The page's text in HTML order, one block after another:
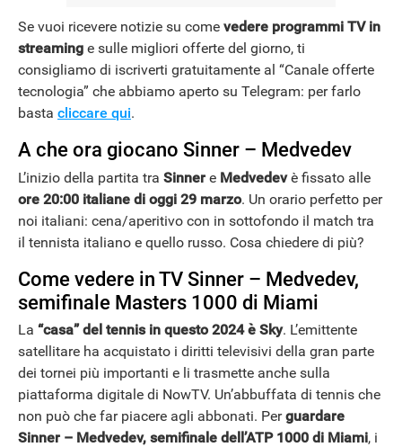
Se vuoi ricevere notizie su come vedere programmi TV in
streaming e sulle migliori offerte del giorno, ti
consigliamo di iscriverti gratuitamente al “Canale offerte
tecnologia” che abbiamo aperto su Telegram: per farlo
basta cliccare qui.
A che ora giocano Sinner – Medvedev
L’inizio della partita tra Sinner e Medvedevè fissato alle
ore 20:00 italiane di oggi 29 marzo. Un orario perfetto per
noi italiani: cena/aperitivo con in sottofondo il match tra
il tennista italiano e quello russo. Cosa chiedere di più?
Come vedere in TV Sinner – Medvedev,
semifinale Masters 1000 di Miami
La “casa” del tennis in questo 2024 è Sky. L’emittente
satellitare ha acquistato i diritti televisivi della gran parte
dei tornei più importanti e li trasmette anche sulla
piattaforma digitale di NowTV. Un’abbuffata di tennis che
non può che far piacere agli abbonati. Perguardare
Sinner – Medvedev, semifinale dell’ATP 1000 di Miami, i